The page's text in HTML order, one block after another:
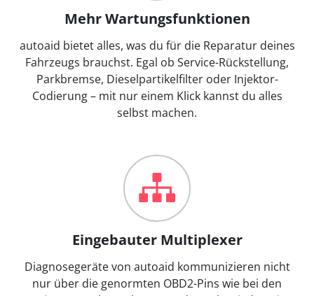
Mehr Wartungsfunktionen
autoaid bietet alles, was du für die Reparatur deines
Fahrzeugs brauchst. Egal ob Service-Rückstellung,
Parkbremse, Dieselpartikelfilter oder Injektor-
Codierung – mit nur einem Klick kannst du alles
selbst machen.
Eingebauter Multiplexer
Diagnosegeräte von autoaid kommunizieren nicht
nur über die genormten OBD2-Pins wie bei den